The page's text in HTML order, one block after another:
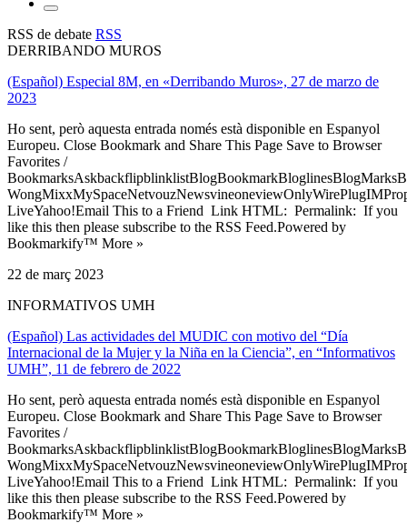
RSS de debate RSS
DERRIBANDO MUROS
(Español) Especial 8M, en «Derribando Muros», 27 de marzo de
2023
Ho sent, però aquesta entrada només està disponible en Espanyol
Europeu. Close Bookmark and Share This Page Save to Browser
Favorites /
LiveYahoo!Email This to a Friend Link HTML: Permalink: If you
like this then please subscribe to the RSS Feed.Powered by
Bookmarkify™ More »
22 de març 2023
INFORMATIVOS UMH
(Español) Las actividades del MUDIC con motivo del “Día
Internacional de la Mujer y la Niña en la Ciencia”, en “Informativos
UMH”, 11 de febrero de 2022
Ho sent, però aquesta entrada només està disponible en Espanyol
Europeu. Close Bookmark and Share This Page Save to Browser
Favorites /
LiveYahoo!Email This to a Friend Link HTML: Permalink: If you
like this then please subscribe to the RSS Feed.Powered by
Bookmarkify™ More »